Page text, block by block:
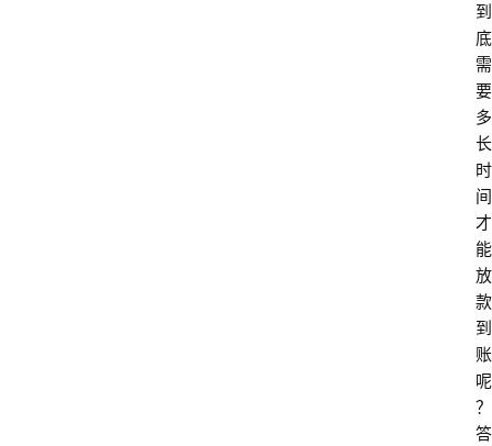
到
底
需
要
多
长
时
间
才
能
放
款
到
账
呢
？
答